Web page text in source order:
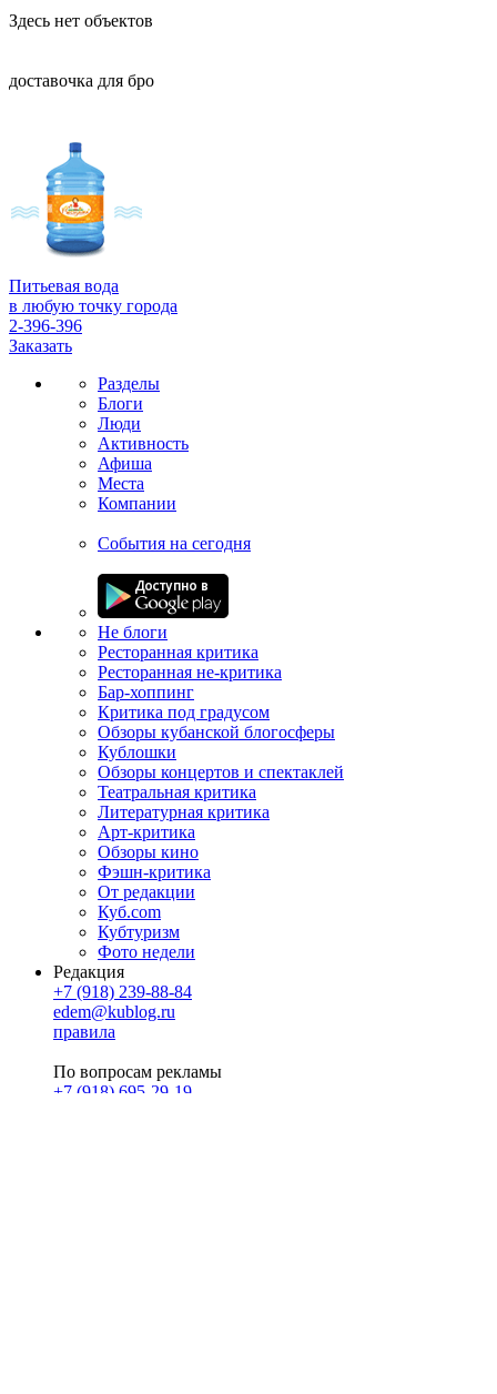
Здесь нет объектов
доставочка для бро
Питьевая вода
в любую точку города
2-396-396
Заказать
Разделы
Блоги
Люди
Активность
Афиша
Места
Компании
События на сегодня
Не блоги
Ресторанная критика
Ресторанная не-критика
Бар-хоппинг
Критика под градусом
Обзоры кубанской блогосферы
Кублошки
Обзоры концертов и спектаклей
Театральная критика
Литературная критика
Арт-критика
Обзоры кино
Фэшн-критика
От редакции
Куб.com
Кубтуризм
Фото недели
Редакция
+7 (918) 239-88-84
edem@kublog.ru
правила
По вопросам рекламы
+7 (918) 695-29-19